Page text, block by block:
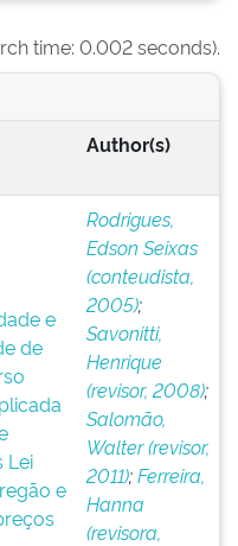
time: 0.002 seconds).
Author(s)
e
de
Lei
e
Rodrigues,
Edson Seixas
(conteudista,
2005);
Savonitti,
Henrique
(revisor, 2008);
Salomão,
Walter (revisor,
2011);Ferreira,
Hanna
(revisora,